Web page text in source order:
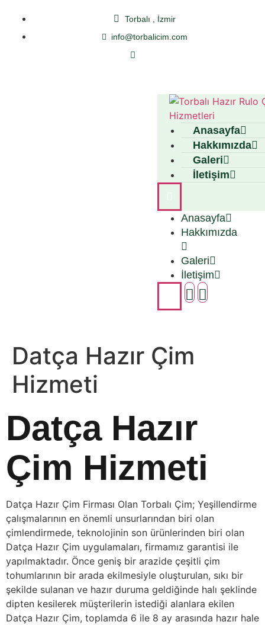
Torbalı , İzmir
info@torbalicim.com
Anasayfa
Hakkımızda
Galeri
İletişim
Anasayfa
Hakkımızda
Galeri
İletişim
Datça Hazır Çim
Hizmeti
Datça Hazır
Çim Hizmeti
Datça Hazır Çim Firması Olan Torbalı Çim; Yeşillendirme
çalışmalarının en önemli unsurlarından biri olan
çimlendirmede, teknolojinin son ürünlerinden biri olan
Datça Hazır Çim uygulamaları, firmamız garantisi ile
yapılmaktadır. Önce geniş bir arazide çeşitli çim
tohumlarının bir arada ekilmesiyle oluşturulan, sıkı bir
şekilde sulanan ve hazır duruma geldiğinde halı şeklinde
dipten kesilerek müşterilerin istediği alanlara ekilen
Datça Hazır Çim, toplamda 6 ile 8 ay arasında hazır hale